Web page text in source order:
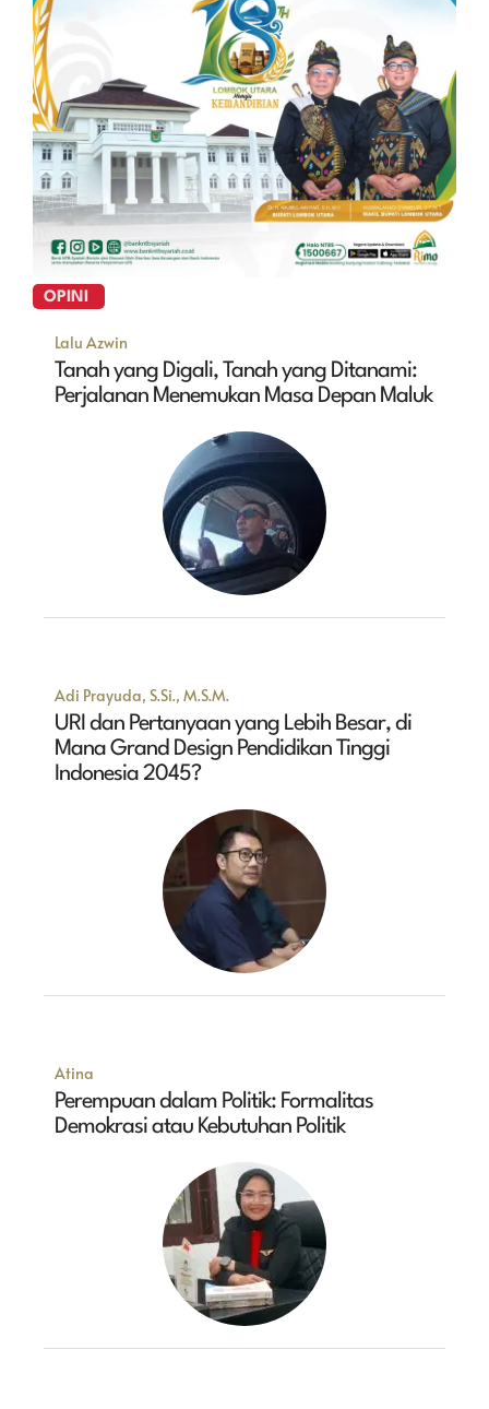
OPINI
Lalu Azwin
Tanah yang Digali, Tanah yang Ditanami:
Perjalanan Menemukan Masa Depan Maluk
Adi Prayuda, S.Si., M.S.M.
URI dan Pertanyaan yang Lebih Besar, di
Mana Grand Design Pendidikan Tinggi
Indonesia 2045?
Atina
Perempuan dalam Politik: Formalitas
Demokrasi atau Kebutuhan Politik